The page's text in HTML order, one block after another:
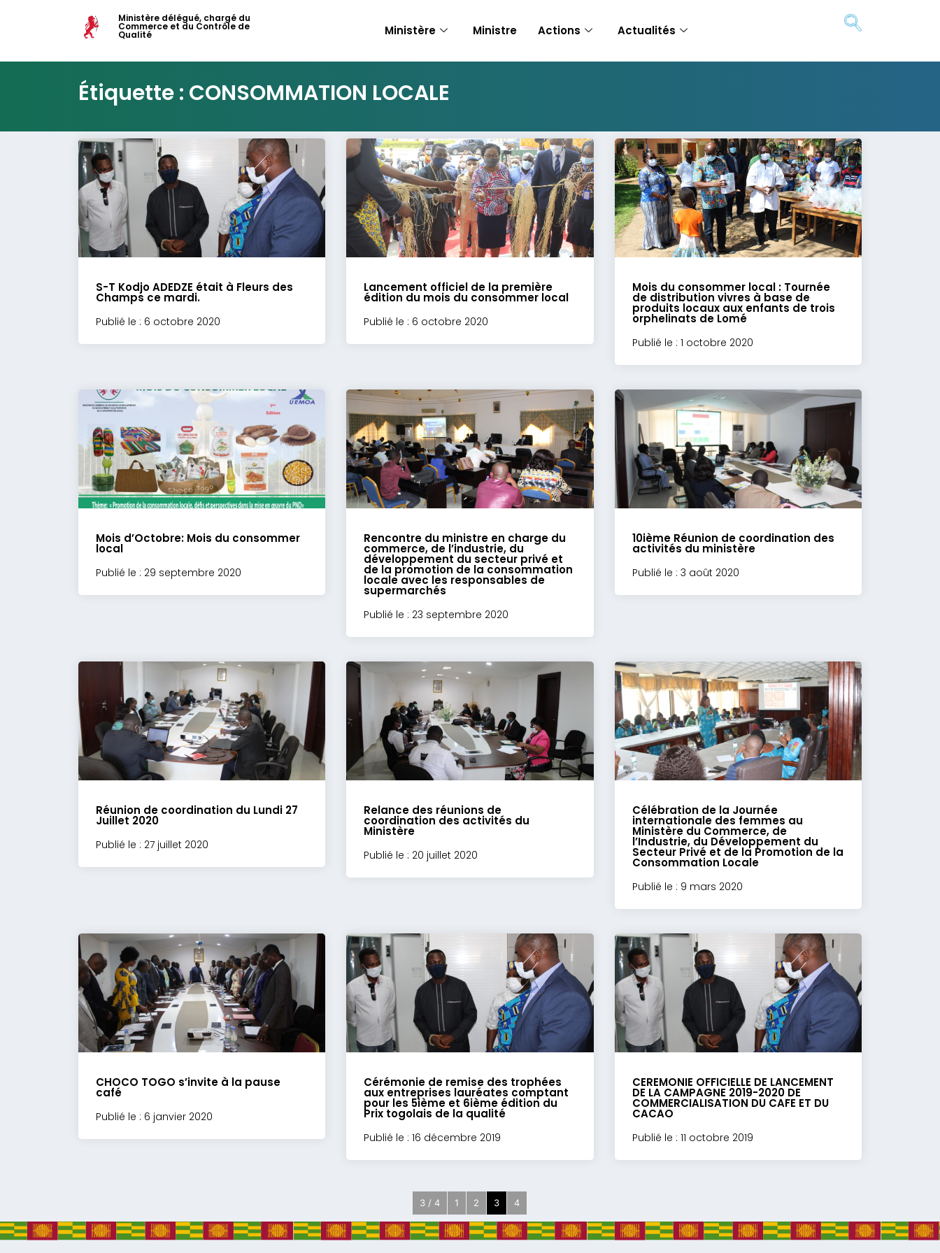
Ministère délégué, chargé du
Commerce et du Contrôle de
Qualité Ministère Ministre Actions Actualités
Étiquette : CONSOMMATION LOCALE
S-T Kodjo ADEDZE était à Fleurs des
Champs ce mardi.
Publié le : 6 octobre 2020
Lancement officiel de la première
édition du mois du consommer local
Publié le : 6 octobre 2020
Mois du consommer local : Tournée
de distribution vivres à base de
produits locaux aux enfants de trois
orphelinats de Lomé
Publié le : 1 octobre 2020
Mois d’Octobre: Mois du consommer
local
Publié le : 29 septembre 2020
Rencontre du ministre en charge du
commerce, de l’industrie, du
développement du secteur privé et
de la promotion de la consommation
locale avec les responsables de
supermarchés
Publié le : 23 septembre 2020
10ième Réunion de coordination des
activités du ministère
Publié le : 3 août 2020
Réunion de coordination du Lundi 27
Juillet 2020
Publié le : 27 juillet 2020
Relance des réunions de
coordination des activités du
Ministère
Publié le : 20 juillet 2020
Célébration de la Journée
internationale des femmes au
Ministère du Commerce, de
l’Industrie, du Développement du
Secteur Privé et de la Promotion de la
Consommation Locale
Publié le : 9 mars 2020
CHOCO TOGO s’invite à la pause
café
Publié le : 6 janvier 2020
Cérémonie de remise des trophées
aux entreprises lauréates comptant
pour les 5ième et 6ième édition du
Prix togolais de la qualité
Publié le : 16 décembre 2019
CEREMONIE OFFICIELLE DE LANCEMENT
DE LA CAMPAGNE 2019-2020 DE
COMMERCIALISATION DU CAFE ET DU
CACAO
Publié le : 11 octobre 2019
3 / 4 1 2 3 4